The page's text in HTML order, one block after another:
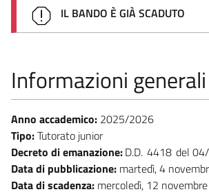
IL BANDO È GIÀ SCADUTO
Informazioni generali
Anno accademico: 2025/2026
Tipo:Tutorato junior
Decreto di emanazione:D.D. 4418
Data di pubblicazione: martedì, 4
Data di scadenza: mercoledì, 12